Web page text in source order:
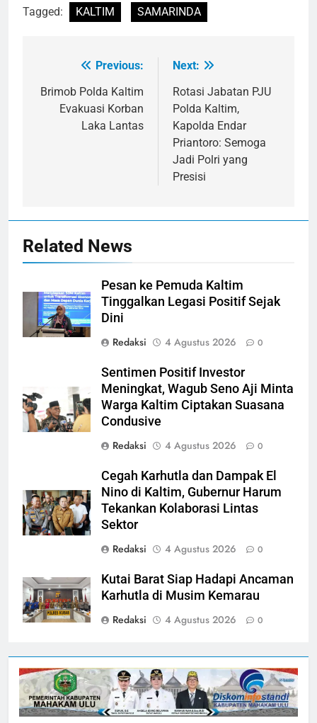
Tagged: KALTIM SAMARINDA
Navigasi
pos
Previous:
Brimob Polda Kaltim
Evakuasi Korban
Laka Lantas
Next:
Rotasi Jabatan PJU
Polda Kaltim,
Kapolda Endar
Priantoro: Semoga
Jadi Polri yang
Presisi
Related News
Pesan ke Pemuda Kaltim
Tinggalkan Legasi Positif Sejak
Dini
Redaksi
4 Agustus 2026 0
Sentimen Positif Investor
Meningkat, Wagub Seno Aji Minta
Warga Kaltim Ciptakan Suasana
Condusive
Redaksi
4 Agustus 2026 0
Cegah Karhutla dan Dampak El
Nino di Kaltim, Gubernur Harum
Tekankan Kolaborasi Lintas
Sektor
Redaksi
4 Agustus 2026 0
Kutai Barat Siap Hadapi Ancaman
Karhutla di Musim Kemarau
Redaksi
4 Agustus 2026 0